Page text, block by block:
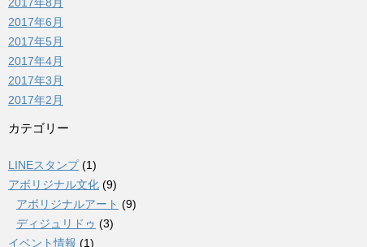
2017年6月
2017年5月
2017年4月
2017年3月
2017年2月
カテゴリー
LINEスタンプ(1)
アボリジナル文化 (9)
アボリジナルアート (9)
ディジュリドゥ (3)
イベント情報 (1)